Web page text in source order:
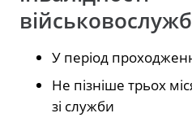
У період
Не пізніше трьох
зі служби